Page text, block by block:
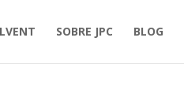
SOBRE JPC BLOG